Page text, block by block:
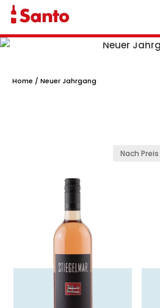
Neuer
Home / Neuer Jahrgang